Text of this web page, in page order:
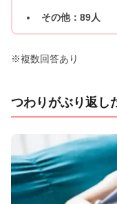
その他：89人
※複数回答あり
つわりがぶり返し